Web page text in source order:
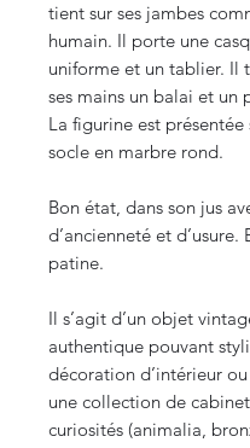
tient sur ses jambes
humain. Il porte une
uniforme et un tablier. Il
ses mains un balai et un
La figurine est présentée
socle en marbre rond.
Bon état, dans son jus
d’ancienneté et d’usure.
patine.
Il s’agit d’un objet
authentique pouvant
décoration d’intérieur
une collection de
curiosités (animalia,